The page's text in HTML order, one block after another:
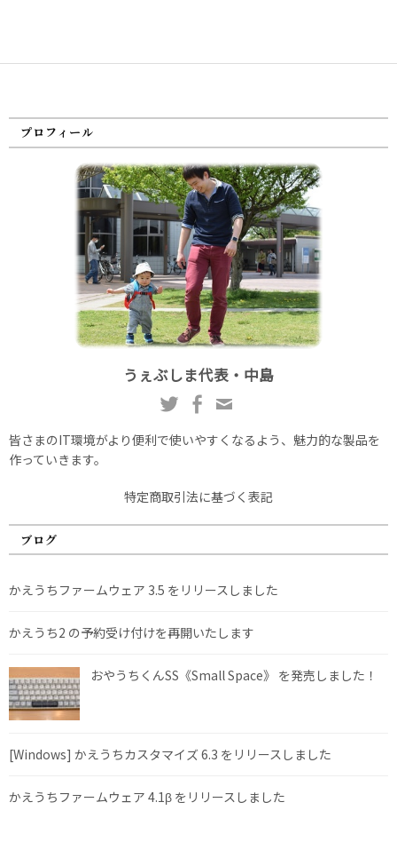
プロフィール
うぇぶしま代表・中島
皆さまのIT環境がより便利で使いやすくなるよう、魅力的な製品を
作っていきます。
特定商取引法に基づく表記
ブログ
かえうちファームウェア 3.5 をリリースしました
かえうち2 の予約受け付けを再開いたします
おやうちくんSS《Small Space》 を発売しました！
[Windows] かえうちカスタマイズ 6.3 をリリースしました
かえうちファームウェア 4.1β をリリースしました